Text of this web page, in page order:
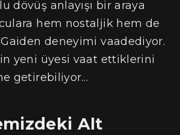
dövüş anlayışı bir araya
hem nostaljik hem de
deneyimi vaadediyor.
yeni üyesi vaat ettiklerini
getirebiliyor…
Alt